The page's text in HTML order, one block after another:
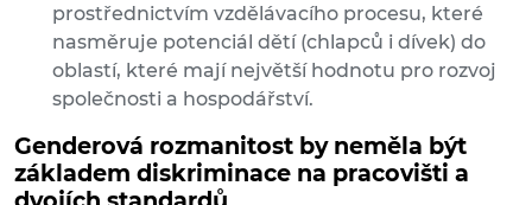
prostřednictvím vzdělávacího procesu, které
nasměruje potenciál dětí (chlapců i dívek) do
oblastí, které mají největší hodnotu pro rozvoj
společnosti a hospodářství.
Genderová rozmanitost by neměla být
základem diskriminace na pracovišti a